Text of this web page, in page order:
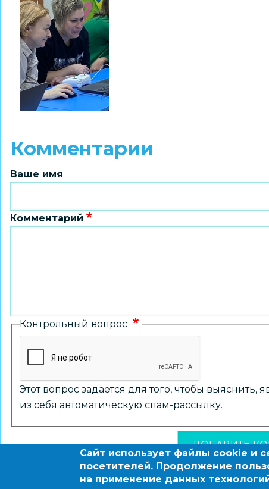
Комментарии
Ваше имя
Комментарий
Контрольный вопрос
Этот вопрос задается для того, чтобы
из себя автоматическую спам-рассылку.
Сайт использует файлы cookie и
посетителей. Продолжение
на применение данных